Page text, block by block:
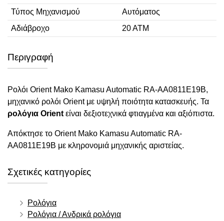
Τύπος Μηχανισμού
Αυτόματος
Αδιάβροχο
20 ΑΤΜ
Περιγραφή
Ρολόι Orient Mako Kamasu Automatic RA-AA0811E19B,
μηχανικό ρολόι Orient με υψηλή ποιότητα κατασκευής. Τα
ρολόγια Orient είναι δεξιοτεχνικά φτιαγμένα και αξιόπιστα.
Απόκτησε το Orient Mako Kamasu Automatic RA-
AA0811E19B με κληρονομιά μηχανικής αριστείας.
Σχετικές κατηγορίες
Ρολόγια
Ρολόγια / Ανδρικά ρολόγια